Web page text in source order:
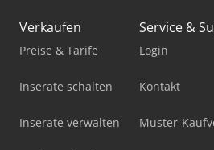
Verkaufen
Preise & Tarife
Inserate schalten
Inserate verwalten
Service &
Login
Kontakt
Muster-